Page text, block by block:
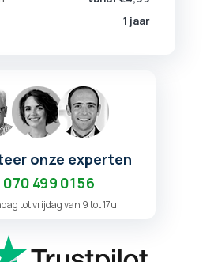
1 jaar
onze experten
070 499 01 56
tot vrijdag van 9 tot 17u